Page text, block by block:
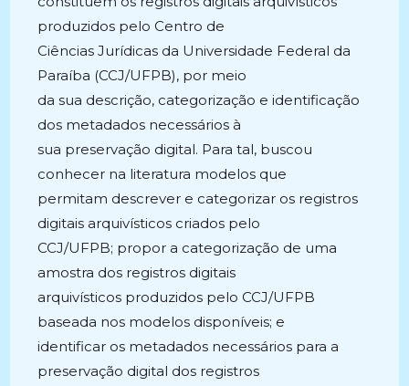
produzidos pelo Centro de
Ciências Jurídicas da Universidade Federal da
Paraíba (CCJ/UFPB), por meio
da sua descrição, categorização e identificação
dos metadados necessários à
sua preservação digital. Para tal, buscou
conhecer na literatura modelos que
permitam descrever e categorizar os registros
digitais arquivísticos criados pelo
CCJ/UFPB; propor a categorização de uma
amostra dos registros digitais
arquivísticos produzidos pelo CCJ/UFPB
baseada nos modelos disponíveis; e
identificar os metadados necessários para a
preservação digital dos registros